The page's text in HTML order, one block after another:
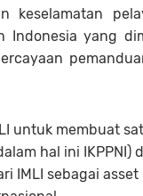
keselamatan
yang
untuk membuat
hal ini
IMLI sebagai